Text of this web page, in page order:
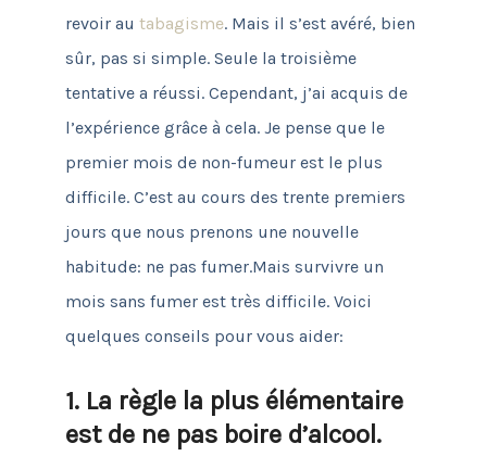
revoir au tabagisme. Mais il s’est avéré, bien
sûr, pas si simple. Seule la troisième
tentative a réussi. Cependant, j’ai acquis de
l’expérience grâce à cela. Je pense que le
premier mois de non-fumeur est le plus
difficile. C’est au cours des trente premiers
jours que nous prenons une nouvelle
habitude: ne pas fumer.Mais survivre un
mois sans fumer est très difficile. Voici
quelques conseils pour vous aider:
1. La règle la plus élémentaire
est de ne pas boire d’alcool.